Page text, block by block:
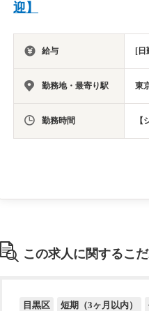
迎】
給与 [日
勤務地・最寄り駅 東
勤務時間
この求人に関するこ
目黒区 短期（3ヶ月以内）